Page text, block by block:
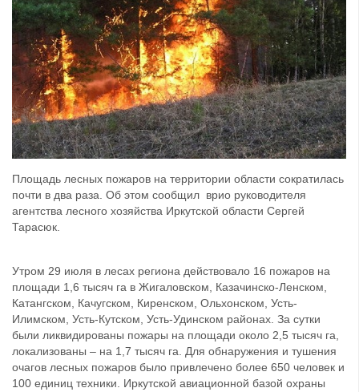
Площадь лесных пожаров на территории области сократилась
почти в два раза. Об этом сообщил врио руководителя
агентства лесного хозяйства Иркутской области Сергей
Тарасюк.
Утром 29 июля в лесах региона действовало 16 пожаров на
площади 1,6 тысяч га в Жигаловском, Казачинско-Ленском,
Катангском, Качугском, Киренском, Ольхонском, Усть-
Илимском, Усть-Кутском, Усть-Удинском районах. За сутки
были ликвидированы пожары на площади около 2,5 тысяч га,
локализованы – на 1,7 тысяч га. Для обнаружения и тушения
очагов лесных пожаров было привлечено более 650 человек и
100 единиц техники. Иркутской авиационной базой охраны